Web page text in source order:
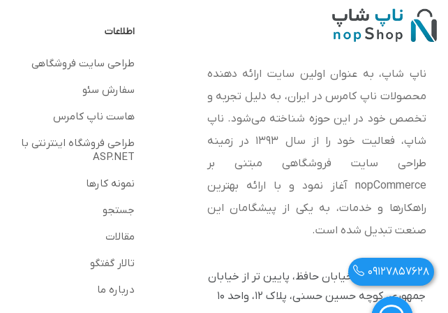
ناپ شاپ، به عنوان اولین سایت ارائه‌ دهنده
محصولات ناپ کامرس در ایران، به دلیل تجربه و
تخصص خود در این حوزه شناخته می‌شود. ناپ
شاپ، فعالیت خود را از سال 1393 در زمینه
طراحی سایت فروشگاهی مبتنی بر
nopCommerce آغاز نمود و با ارائه بهترین
راهکارها و خدمات، به یکی از پیشگامان این
صنعت تبدیل شده است.
آدرس: تهران، خیابان حافظ، پایین تر از خیابان
جمهوری، کوچه حسین حسنی، پلاک ۱۲، واحد ۱۰
اطلاعات
طراحی سایت فروشگاهی
سفارش سئو
هاست ناپ کامرس
طراحی فروشگاه اینترنتی با
ASP.NET
نمونه کارها
جستجو
مقالات
تالار گفتگو
درباره ما
09127857628